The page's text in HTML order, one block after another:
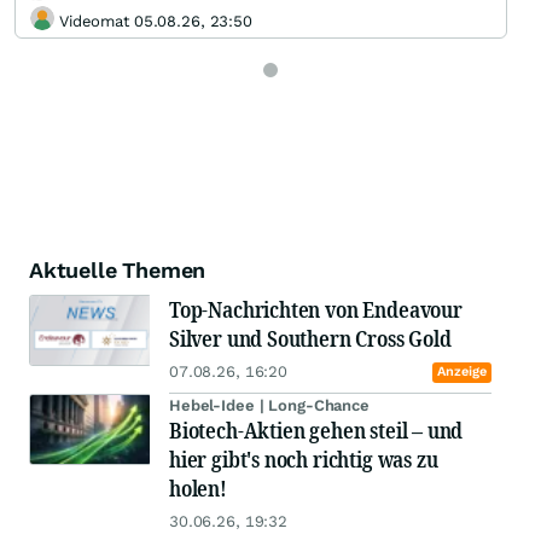
Videomat 05.08.26, 23:50
Aktuelle Themen
Top-Nachrichten von Endeavour
Silver und Southern Cross Gold
07.08.26, 16:20 Anzeige
Hebel-Idee | Long-Chance
Biotech-Aktien gehen steil – und
hier gibt's noch richtig was zu
holen!
30.06.26, 19:32